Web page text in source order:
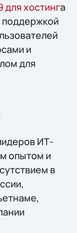
хостинга
поддержкой
и
для
ИТ-
опытом и
в